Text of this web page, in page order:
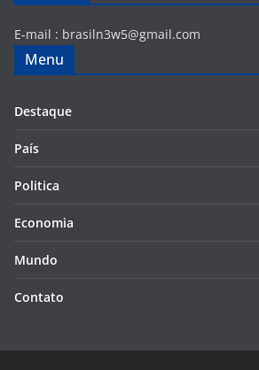
E-mail : brasiln3w5@gmail.com
Menu
Destaque
País
Politica
Economia
Mundo
Contato